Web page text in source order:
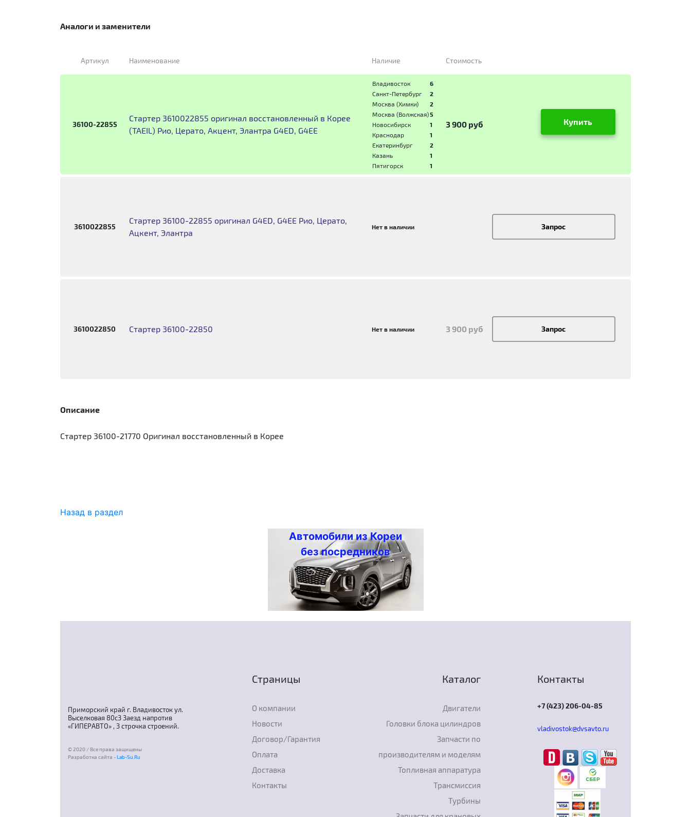
Аналоги и заменители
Артикул Наименование Наличие Стоимость
36100-22855
Стартер 3610022855 оригинал восстановленный в Корее
(TAEIL) Рио, Церато, Акцент, Элантра G4ED, G4EE
Владивосток
6
Санкт-Петербург
2
Москва (Химки)
2
Москва (Волжская)5
Новосибирск
1
Краснодар
1
Екатеринбург
2
Казань
1
Пятигорск
1
3 900 руб Купить
3610022855
Стартер 36100-22855 оригинал G4ED, G4EE Рио, Церато,
Ацкент, Элантра
Нет в наличии Запрос
3610022850 Стартер 36100-22850 Нет в наличии 3 900 руб Запрос
Описание
Стартер 36100-21770 Оригинал восстановленный в Корее
Назад в раздел
Автомобили из Кореи
без посредников
Приморский край г. Владивосток ул.
Выселковая 80с3 Заезд напротив
«ГИПЕРАВТО» , 3 строчка строений.
© 2020 / Все права защищены
Разработка сайта -Lab-Su.Ru
Страницы
О компании
Новости
Договор/Гарантия
Оплата
Доставка
Контакты
Каталог
Двигатели
Головки блока цилиндров
Запчасти по
производителям и моделям
Топливная аппаратура
Трансмиссия
Турбины
Контакты
+7 (423) 206-04-85
vladivostok@dvsavto.ru